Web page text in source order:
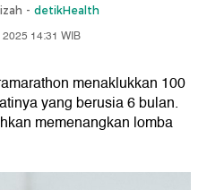
- detikHealth
14:31 WIB
menaklukkan 100
yang berusia 6 bulan.
memenangkan lomba